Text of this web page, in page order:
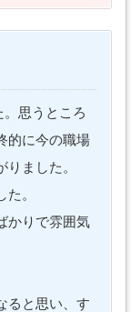
思うところ
的に今の職場
ました。
。
かりで雰囲気
ると思い、す